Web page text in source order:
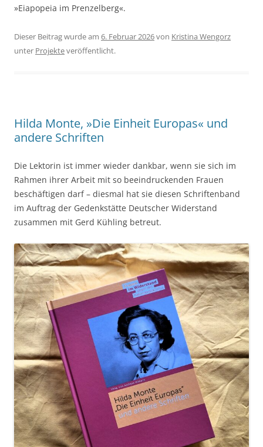
»Eiapopeia im Prenzelberg«.
Dieser Beitrag wurde am 6. Februar 2026von Kristina Wengorz
unter Projekteveröffentlicht.
Hilda Monte, »Die Einheit Europas« und
andere Schriften
Die Lektorin ist immer wieder dankbar, wenn sie sich im
Rahmen ihrer Arbeit mit so beeindruckenden Frauen
beschäftigen darf – diesmal hat sie diesen Schriftenband
im Auftrag der Gedenkstätte Deutscher Widerstand
zusammen mit Gerd Kühling betreut.